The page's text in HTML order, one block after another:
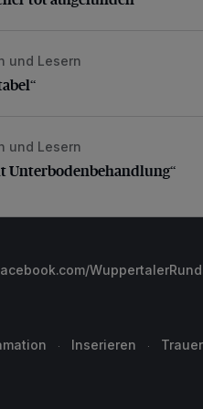
und Lesern
und Lesern
Unterbodenbehandlung“
Inserieren